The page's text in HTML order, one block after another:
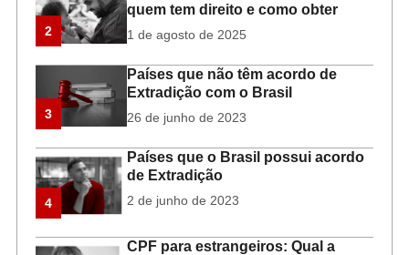
2
quem tem direito e como obter
1 de agosto de 2025
3
Países que não têm acordo de
Extradição com o Brasil
26 de junho de 2023
4
Países que o Brasil possui acordo
de Extradição
2 de junho de 2023
CPF para estrangeiros: Qual a